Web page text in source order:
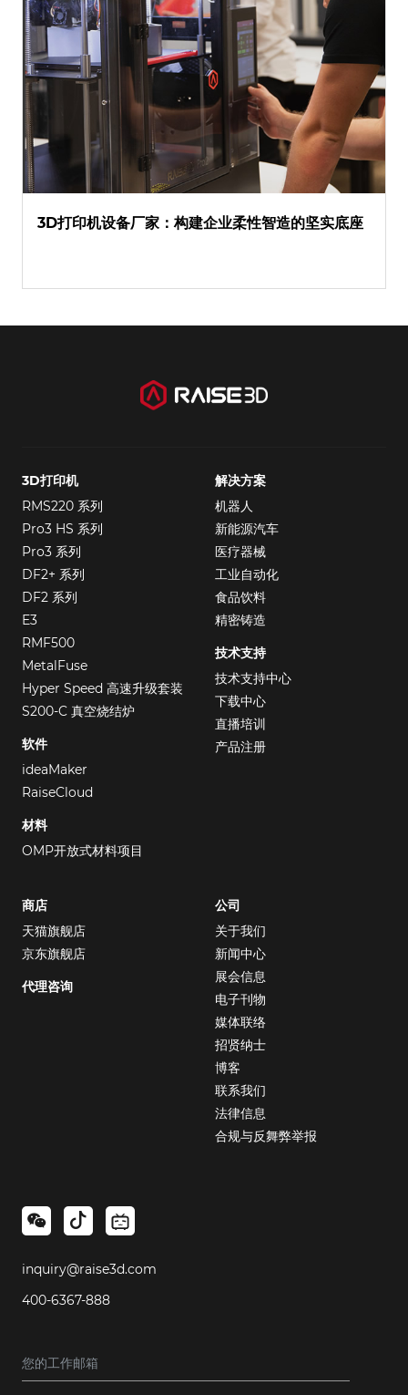
3D打印机设备厂家：构建企业柔性智造的坚实底座
3D打印机
RMS220 系列
Pro3 HS 系列
Pro3 系列
DF2+ 系列
DF2 系列
E3
RMF500
MetalFuse
Hyper Speed 高速升级套装
S200-C 真空烧结炉
软件
ideaMaker
RaiseCloud
材料
OMP开放式材料项目
解决方案
机器人
新能源汽车
医疗器械
工业自动化
食品饮料
精密铸造
技术支持
技术支持中心
下载中心
直播培训
产品注册
商店
天猫旗舰店
京东旗舰店
代理咨询
公司
关于我们
新闻中心
展会信息
电子刊物
媒体联络
招贤纳士
博客
联系我们
法律信息
合规与反舞弊举报
inquiry@raise3d.com
400-6367-888